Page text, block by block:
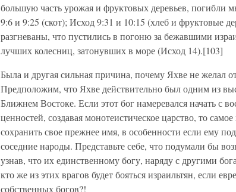
большую часть урожая и фруктовых деревьев, погибли
9:6 и 9:25 (скот); Исход 9:31 и 10:15 (хлеб и фруктовые
разгневаны, что пустились в погоню за бежавшими
лучших колесниц, затонувших в море (Исход 14).[103]
Была и другая сильная причина, почему Яхве не желал
Предположим, что Яхве действительно был одним из
Ближнем Востоке. Если этот бог намеревался начать с
ценностей, создавая монотеистическое царство, то
сохранить свое прежнее имя, в особенности если ему
соседние народы. Представьте себе, что подумали бы
узнав, что их единственному богу, наряду с другими
кто же из этих врагов будет бояться израильтян, если
собственных богов?!